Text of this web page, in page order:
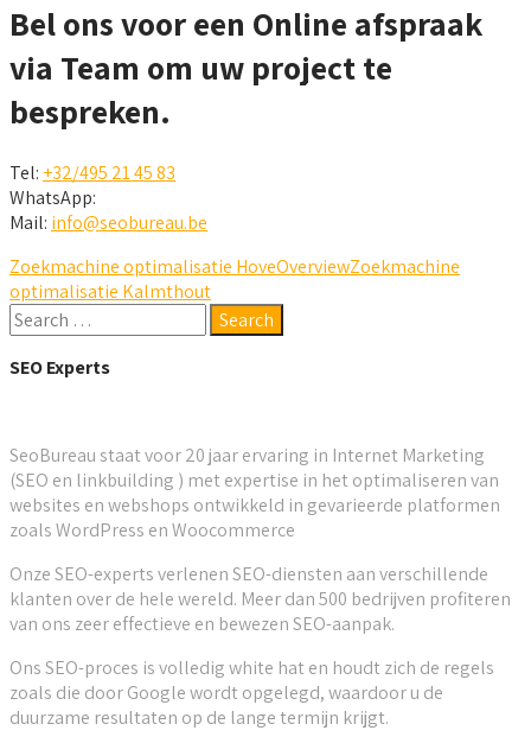
Bel ons voor een Online afspraak
via Team om uw project te
bespreken.
Tel: +32/495 21 45 83
WhatsApp:
Mail: info@seobureau.be
Zoekmachine optimalisatie HoveOverviewZoekmachine
optimalisatie Kalmthout
SEO Experts
SeoBureau staat voor 20 jaar ervaring in Internet Marketing
(SEO en linkbuilding ) met expertise in het optimaliseren van
websites en webshops ontwikkeld in gevarieerde platformen
zoals WordPress en Woocommerce
Onze SEO-experts verlenen SEO-diensten aan verschillende
klanten over de hele wereld. Meer dan 500 bedrijven profiteren
van ons zeer effectieve en bewezen SEO-aanpak.
Ons SEO-proces is volledig white hat en houdt zich de regels
zoals die door Google wordt opgelegd, waardoor u de
duurzame resultaten op de lange termijn krijgt.